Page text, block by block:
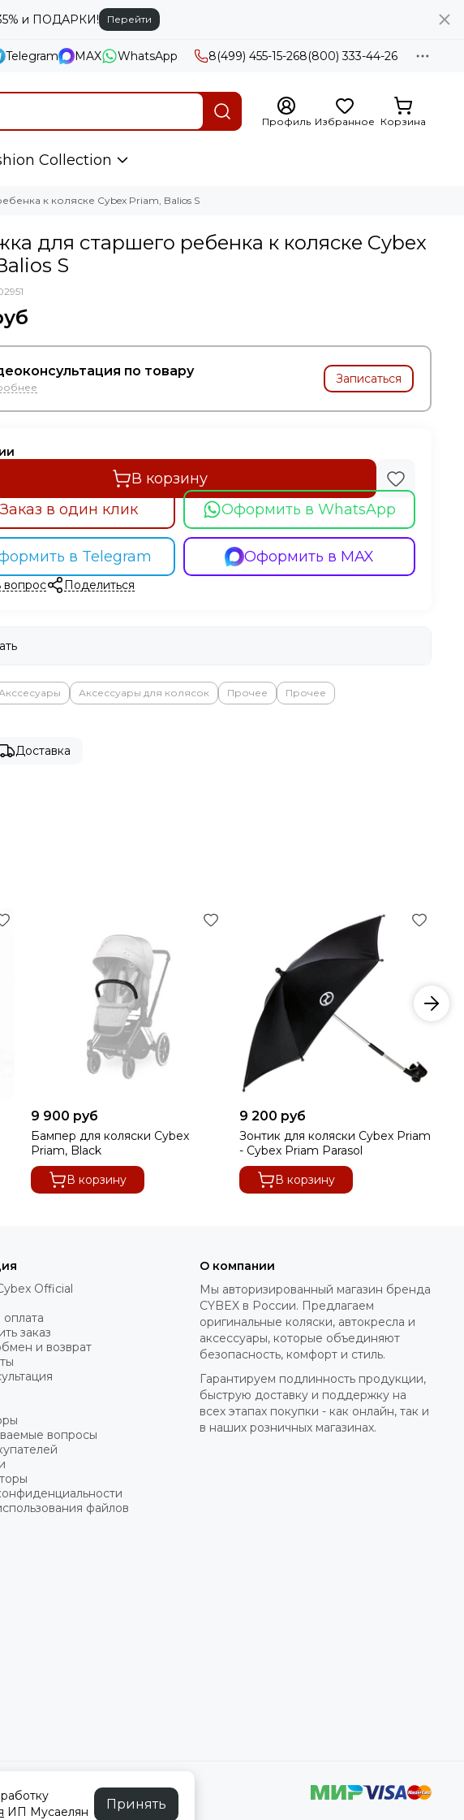
и ПОДАРКИ! Перейти
Telegram MAX WhatsApp 8(499) 455-15-268(800) 333-44-26
Профиль Избранное Корзина
Collection
к коляске Cybex Priam, Balios S
для старшего ребенка к коляске Cybex
S
по товару Записаться
В корзину
Оформить в WhatsApp
в Telegram Оформить в MAX
Заказ в один клик
вопрос Поделиться
Аксессуары для колясок Прочее Прочее
Доставка
9 900 руб
Бампер для коляски Cybex
Priam, Black
В корзину
9 200 руб
Зонтик для коляски Cybex Priam
- Cybex Priam Parasol
В корзину
Official
заказ
и возврат
вопросы
файлов
О компании
Мы авторизированный магазин бренда
CYBEX в России. Предлагаем
оригинальные коляски, автокресла и
аксессуары, которые объединяют
безопасность, комфорт и стиль.
Гарантируем подлинность продукции,
быструю доставку и поддержку на
всех этапах покупки - как онлайн, так и
в наших розничных магазинах.
ИП Мусаелян Принять